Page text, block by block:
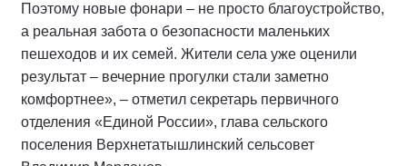
Поэтому новые фонари – не просто благоустройство,
а реальная забота о безопасности маленьких
пешеходов и их семей. Жители села уже оценили
результат – вечерние прогулки стали заметно
комфортнее», – отметил секретарь первичного
отделения «Единой России», глава сельского
поселения Верхнетатышлинский сельсовет